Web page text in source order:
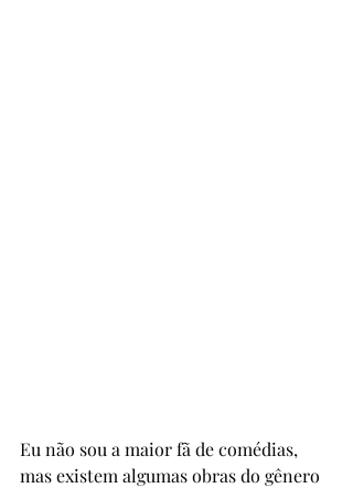
Eu não sou a maior fã de comédias,
mas existem algumas obras do gênero